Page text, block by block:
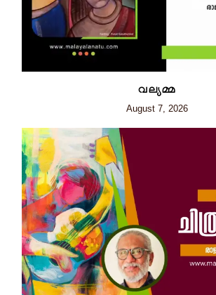
വല്യമ്മ
August 7, 2026